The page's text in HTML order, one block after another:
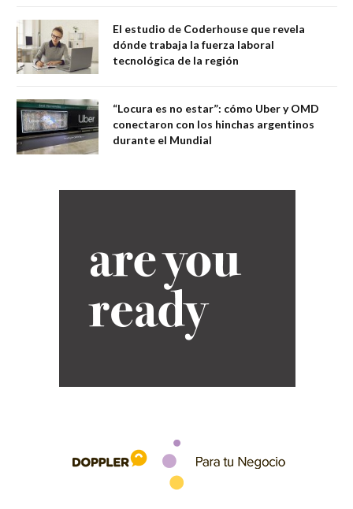
El estudio de Coderhouse que revela
dónde trabaja la fuerza laboral
tecnológica de la región
“Locura es no estar”: cómo Uber y OMD
conectaron con los hinchas argentinos
durante el Mundial